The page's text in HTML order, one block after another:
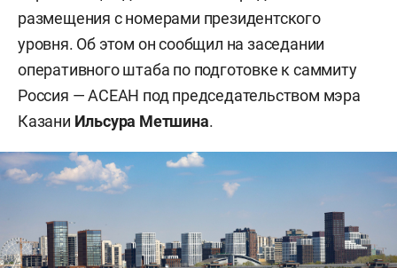
размещения с номерами президентского
уровня. Об этом он сообщил на заседании
оперативного штаба по подготовке к саммиту
Россия — АСЕАН под председательством мэра
Казани Ильсура Метшина.